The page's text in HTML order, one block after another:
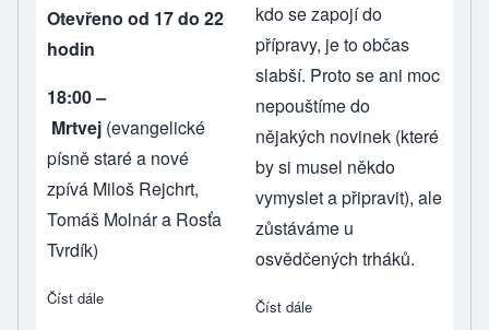
Otevřeno od 17 do 22
hodin
18:00–
Mrtvej (evangelické
písně staré a nové
zpívá Miloš Rejchrt,
Tomáš Molnár a Rosťa
Tvrdík)
Číst dále
kdo se zapojí do
přípravy, je to občas
slabší. Proto se ani moc
nepouštíme do
nějakých novinek (které
by si musel někdo
vymyslet a připravit), ale
zůstáváme u
osvědčených trháků.
Číst dále